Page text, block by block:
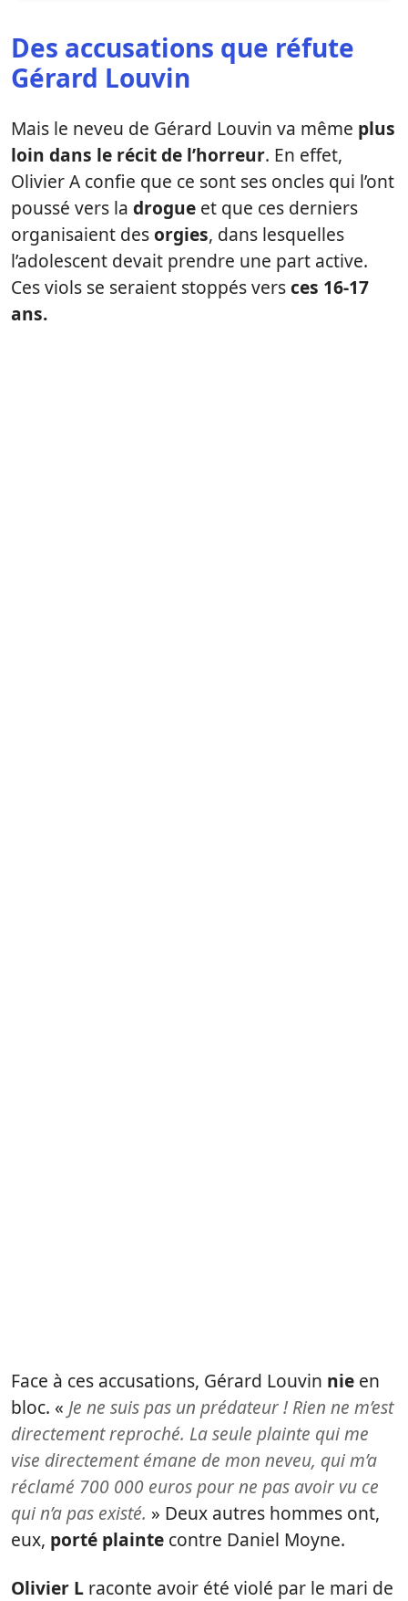
Des accusations que réfute
Gérard Louvin
Mais le neveu de Gérard Louvin va même plus
loin dans le récit de l’horreur. En effet,
Olivier A confie que ce sont ses oncles qui l’ont
poussé vers la drogue et que ces derniers
organisaient desorgies, dans lesquelles
l’adolescent devait prendre une part active.
Ces viols se seraient stoppés versces 16-17
ans.
Face à ces accusations, Gérard Louvin nie en
bloc. « Je ne suis pas un prédateur ! Rien ne m’est
directement reproché. La seule plainte qui me
vise directement émane de mon neveu, qui m’a
réclamé 700 000 euros pour ne pas avoir vu ce
qui n’a pas existé. » Deux autres hommes ont,
eux, porté plainte contre Daniel Moyne.
Olivier L raconte avoir été violé par le mari de